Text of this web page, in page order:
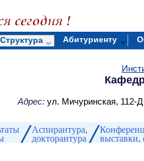
Структура Абитуриенту
Адрес: ул. Мичуринская, 112-Д
Аспирантура,
докторантура